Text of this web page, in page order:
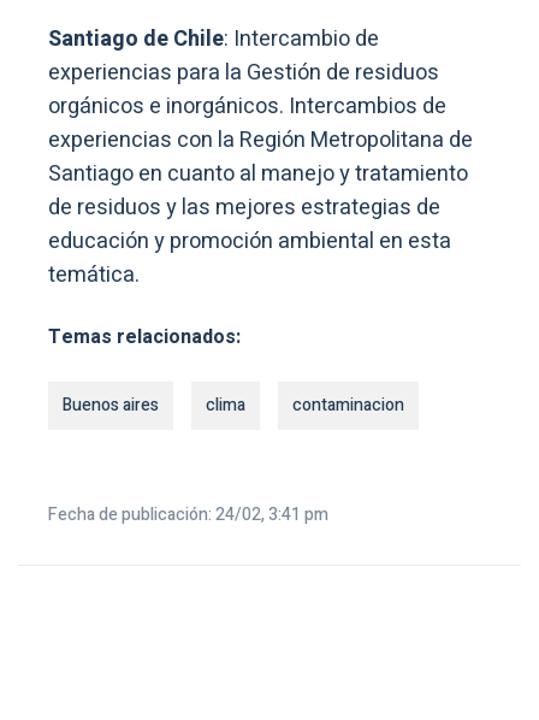
Santiago de Chile: Intercambio de
experiencias para la Gestión de residuos
orgánicos e inorgánicos. Intercambios de
experiencias con la Región Metropolitana de
Santiago en cuanto al manejo y tratamiento
de residuos y las mejores estrategias de
educación y promoción ambiental en esta
temática.
Temas relacionados:
Buenos aires clima contaminacion
Fecha de publicación: 24/02, 3:41 pm